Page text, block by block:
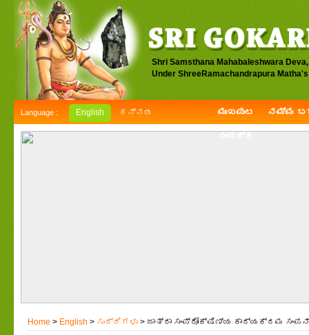
Shri Samsthana Mahabaleshwara
Under ShreeRamachandrapura
Language : English ಕನ್ನಡ ಮುಖಪುಟ ನಮ್ಮ
Home > English > ಸುದ್ದಿಗಳು > ಜಾತ್ರಾ ಸಂಪ್ರೋಕ್ಷಿಣ್ಯ ಕಾರ್ಯಕ್ರಮ